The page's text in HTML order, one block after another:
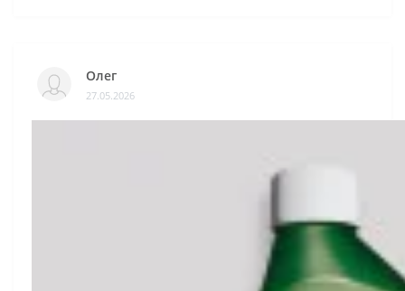
Олег
27.05.2026